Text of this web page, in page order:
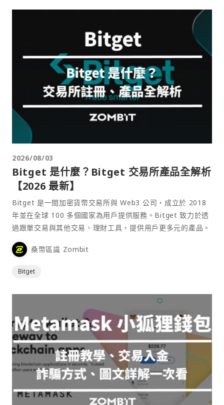
2026/08/03
Bitget 是什麼？Bitget 交易所產品全解析
【2026 最新】
Bitget 是一間加密貨幣交易所與 Web3 公司，成立於 2018
年並在全球 100 多個國家為用戶提供服務。Bitget 致力於透
過跟單交易與其他交易、理財工具，提供用戶更多元的產品。
桑幣區識 Zombit
Bitget